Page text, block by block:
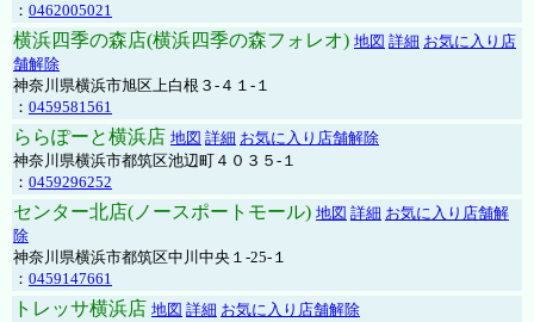
： 0462005021
横浜四季の森店(横浜四季の森フォレオ) 地図 詳細 お気に入り店
舗解除
神奈川県横浜市旭区上白根３-４１-１
： 0459581561
ららぽーと横浜店 地図 詳細 お気に入り店舗解除
神奈川県横浜市都筑区池辺町４０３５-１
： 0459296252
センター北店(ノースポートモール) 地図 詳細 お気に入り店舗解
除
神奈川県横浜市都筑区中川中央１-25-１
： 0459147661
トレッサ横浜店 地図 詳細 お気に入り店舗解除